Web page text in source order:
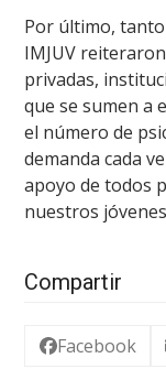
Por último,
IMJUV
privadas,
que se sumen a
el número de
demanda cada
apoyo de todos
nuestros
Compartir
Facebook